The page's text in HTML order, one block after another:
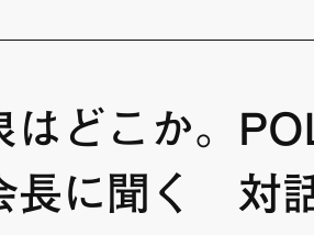
はどこか。
長に聞く 対